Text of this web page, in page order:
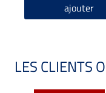
ajouter
LES CLIENTS